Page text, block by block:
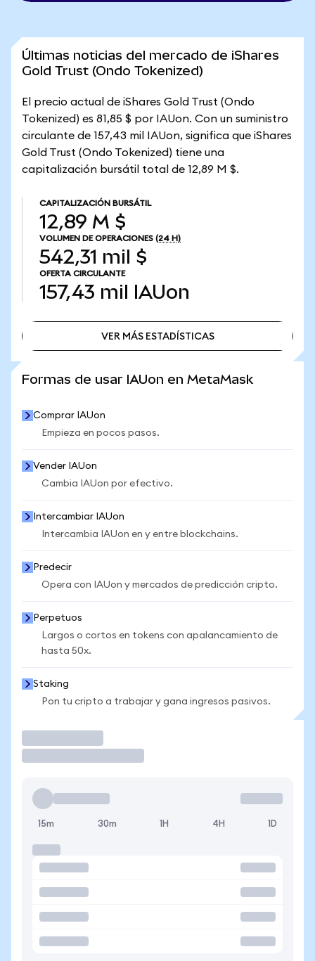
Últimas noticias del mercado de iShares
Gold Trust (Ondo Tokenized)
El precio actual de iShares Gold Trust (Ondo
Tokenized) es 81,85 $ por IAUon. Con un suministro
circulante de 157,43 mil IAUon, significa que iShares
Gold Trust (Ondo Tokenized) tiene una
capitalización bursátil total de 12,89 M $.
CAPITALIZACIÓN BURSÁTIL
12,89 M $
VOLUMEN DE OPERACIONES (24 H)
542,31 mil $
OFERTA CIRCULANTE
157,43 mil IAUon
VER MÁS ESTADÍSTICAS
Formas de usar IAUon en MetaMask
Comprar IAUon
Empieza en pocos pasos.
Vender IAUon
Cambia IAUon por efectivo.
Intercambiar IAUon
Intercambia IAUon en y entre blockchains.
Predecir
Opera con IAUon y mercados de predicción cripto.
Perpetuos
Largos o cortos en tokens con apalancamiento de
hasta 50x.
Staking
Pon tu cripto a trabajar y gana ingresos pasivos.
15m 30m 1H 4H 1D